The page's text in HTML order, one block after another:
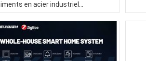
en acier industriel
en acier